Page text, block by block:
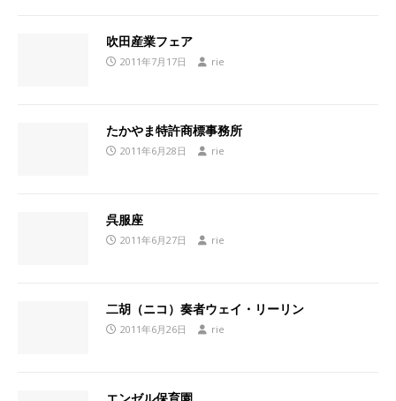
吹田産業フェア
2011年7月17日 rie
たかやま特許商標事務所
2011年6月28日 rie
呉服座
2011年6月27日 rie
二胡（ニコ）奏者ウェイ・リーリン
2011年6月26日 rie